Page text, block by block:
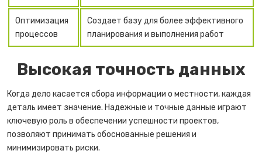
Оптимизация
процессов
Создает базу для более эффективного
планирования и выполнения работ
Высокая точность данных
Когда дело касается сбора информации о местности, каждая
деталь имеет значение. Надежные и точные данные играют
ключевую роль в обеспечении успешности проектов,
позволяют принимать обоснованные решения и
минимизировать риски.